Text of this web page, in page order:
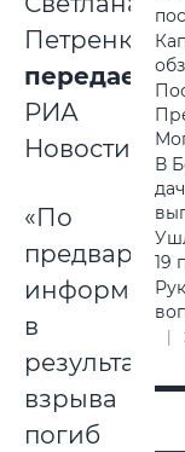
Петренко,
передает
РИА
Новости.
«По
в
результате
взрыва
погиб
В
19